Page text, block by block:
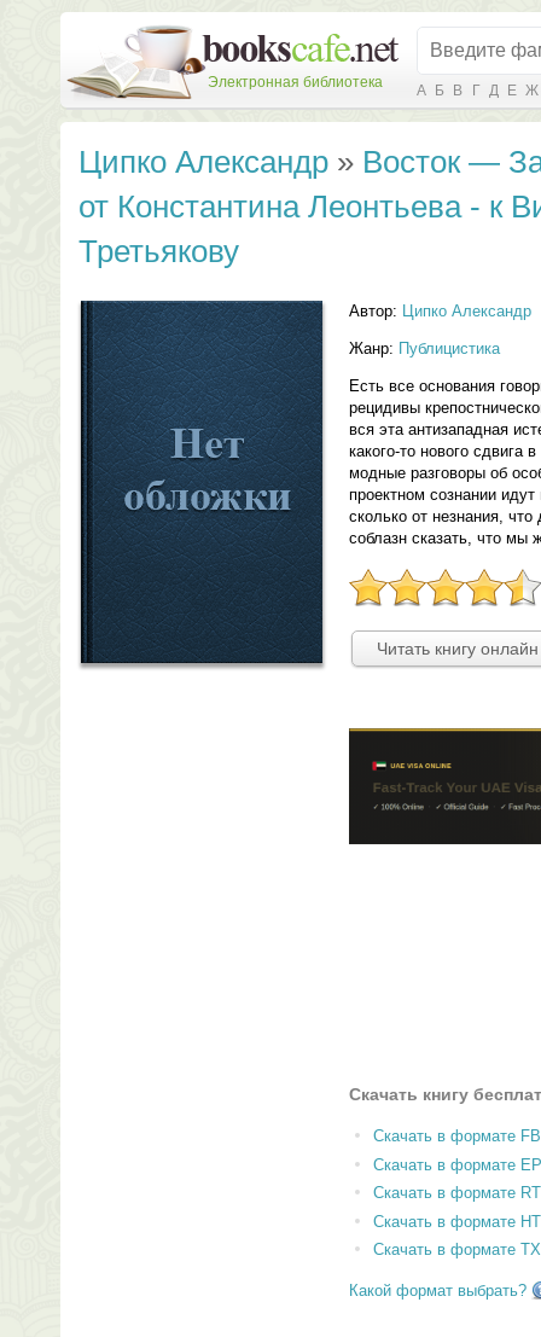
Электронная библиотека А Б В Г Д Е Ж
Ципко Александр » Восток —
от Константина Леонтьева - к
Третьякову
Автор: Ципко Александр
Жанр: Публицистика
Есть все основания
рецидивы
вся эта антизападная
какого-то нового сдвига
модные разговоры об
проектном сознании
сколько от незнания,
соблазн сказать, что мы
Читать книгу
Скачать книгу
Скачать в формате
Скачать в формате
Скачать в формате
Скачать в формате
Скачать в формате
Какой формат выбрать?